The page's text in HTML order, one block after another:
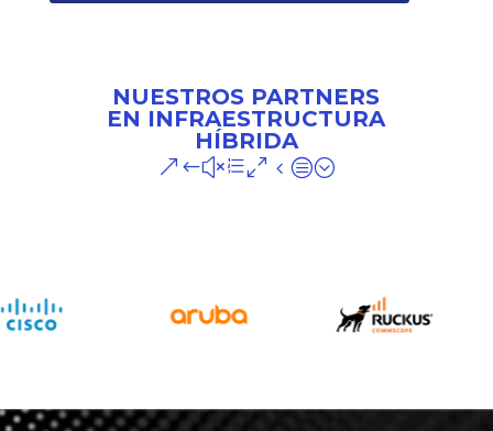
NUESTROS PARTNERS
EN INFRAESTRUCTURA
HÍBRIDA
&#xe04c;